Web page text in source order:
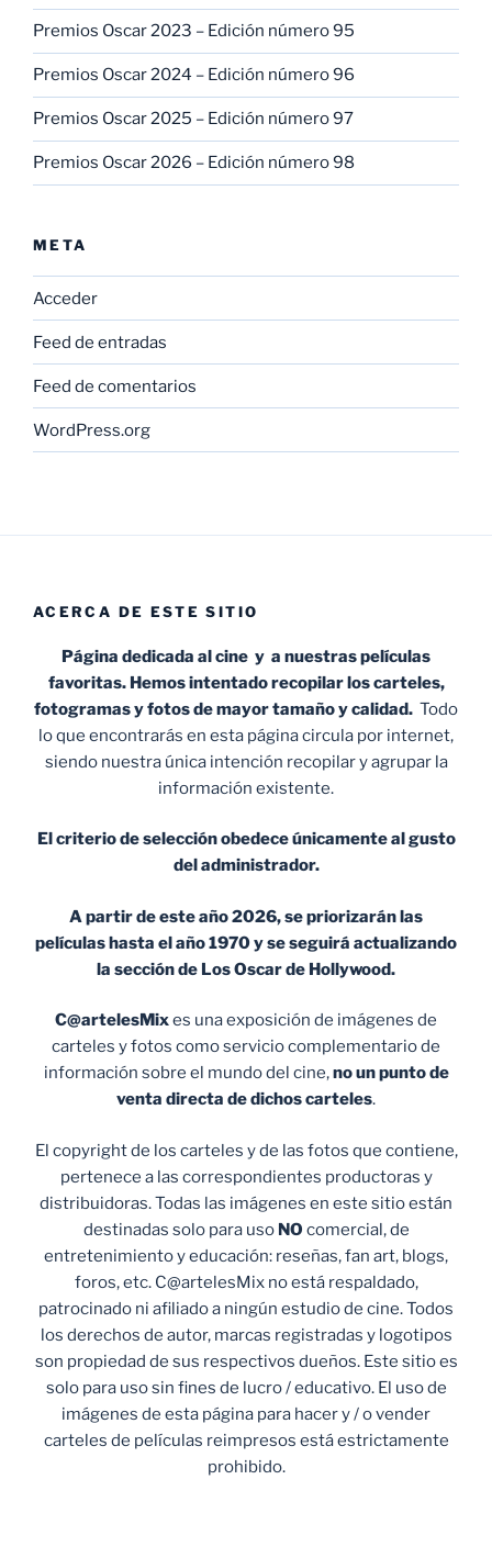
Premios Oscar 2023 – Edición número 95
Premios Oscar 2024 – Edición número 96
Premios Oscar 2025 – Edición número 97
Premios Oscar 2026 – Edición número 98
META
Acceder
Feed de entradas
Feed de comentarios
WordPress.org
ACERCA DE ESTE SITIO
Página dedicada al cine y a nuestras películas
favoritas. Hemos intentado recopilar los carteles,
fotogramas y fotos de mayor tamaño y calidad. Todo
lo que encontrarás en esta página circula por internet,
siendo nuestra única intención recopilar y agrupar la
información existente.
El criterio de selección obedece únicamente al gusto
del administrador.
A partir de este año 2026, se priorizarán las
películas hasta el año 1970 y se seguirá actualizando
la sección de Los Oscar de Hollywood.
C@artelesMixes una exposición de imágenes de
carteles y fotos como servicio complementario de
información sobre el mundo del cine,no un punto de
venta directa de dichos carteles.
El copyright de los carteles y de las fotos que contiene,
pertenece a las correspondientes productoras y
distribuidoras. Todas las imágenes en este sitio están
destinadas solo para uso NO comercial, de
entretenimiento y educación: reseñas, fan art, blogs,
foros, etc. C@artelesMix no está respaldado,
patrocinado ni afiliado a ningún estudio de cine. Todos
los derechos de autor, marcas registradas y logotipos
son propiedad de sus respectivos dueños. Este sitio es
solo para uso sin fines de lucro / educativo. El uso de
imágenes de esta página para hacer y / o vender
carteles de películas reimpresos está estrictamente
prohibido.